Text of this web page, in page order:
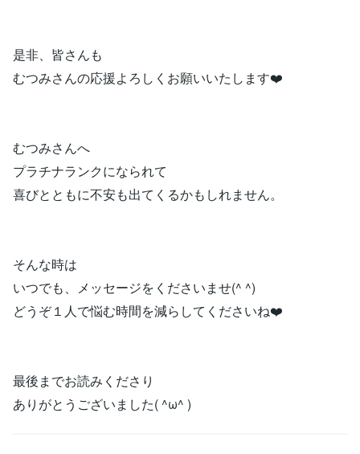
是非、皆さんも
むつみさんの応援よろしくお願いいたします❤️
むつみさんへ
プラチナランクになられて
喜びとともに不安も出てくるかもしれません。
そんな時は
いつでも、メッセージをくださいませ(^ ^)
どうぞ１人で悩む時間を減らしてくださいね❤️
最後までお読みくださり
ありがとうございました( ^ω^ )